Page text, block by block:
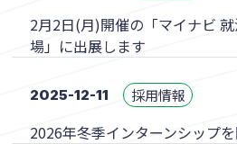
2月2日(月)開催の「マイナビ
場」に出展します
2025-12-11 採用情報
2026年冬季インターンシップ